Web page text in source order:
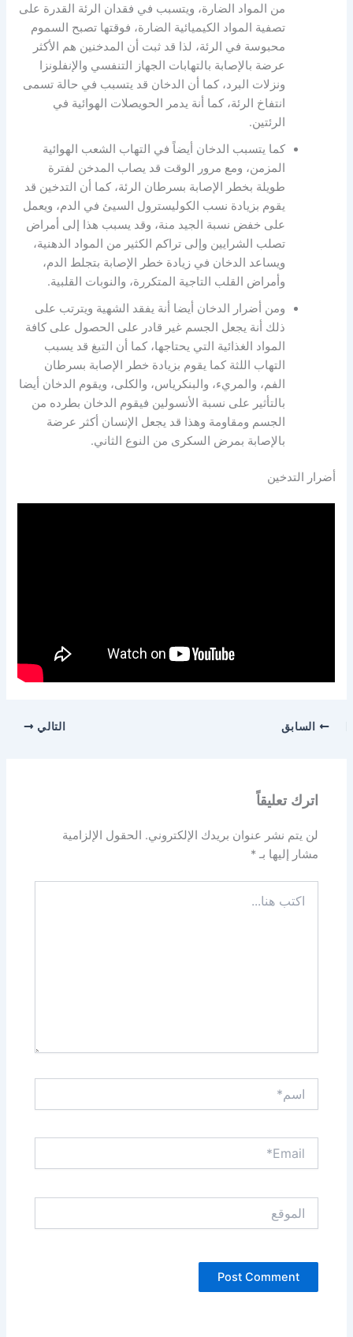
من المواد الضارة، ويتسبب في فقدان الرئة القدرة على
تصفية المواد الكيميائية الضارة، فوقتها تصبح السموم
محبوسة في الرئة، لذا قد ثبت أن المدخنين هم الأكثر
عرضة بالإصابة بالتهابات الجهاز التنفسي والإنفلونزا
ونزلات البرد، كما أن الدخان قد يتسبب في حالة تسمى
انتفاخ الرئة، كما أنة يدمر الحويصلات الهوائية في
الرئتين.
كما يتسبب الدخان أيضاً في التهاب الشعب الهوائية
المزمن، ومع مرور الوقت قد يصاب المدخن لفترة
طويلة بخطر الإصابة بسرطان الرئة، كما أن التدخين قد
يقوم بزيادة نسب الكوليسترول السيئ في الدم، ويعمل
على خفض نسبة الجيد منة، وقد يسبب هذا إلى أمراض
تصلب الشرايين وإلى تراكم الكثير من المواد الدهنية،
ويساعد الدخان في زيادة خطر الإصابة بتجلط الدم،
وأمراض القلب التاجية المتكررة، والنوبات القلبية.
ومن أضرار الدخان أيضا أنة يفقد الشهية ويترتب على
ذلك أنة يجعل الجسم غير قادر على الحصول على كافة
المواد الغذائية التي يحتاجها، كما أن التبغ قد يسبب
التهاب اللثة كما يقوم بزيادة خطر الإصابة بسرطان
الفم، والمريء، والبنكرياس، والكلى، ويقوم الدخان أيضا
بالتأثير على نسبة الأنسولين فيقوم الدخان بطرده من
الجسم ومقاومة وهذا قد يجعل الإنسان أكثر عرضة
بالإصابة بمرض السكرى من النوع الثاني.
أضرار التدخين
السابق التالي
اترك تعليقاً
لن يتم نشر عنوان بريدك الإلكتروني. الحقول الإلزامية
مشار إليها بـ*
هنا...